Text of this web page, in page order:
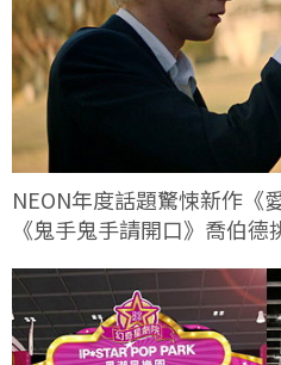
NEON年度話題驚悚新作《
《鬼手鬼手請開口》喬伯